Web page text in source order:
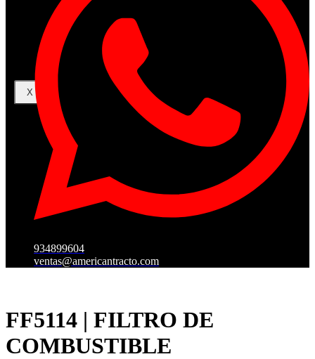
Iniciar Sesion
Registro
Restablecer la contraseña
X
934899604
ventas@americantracto.com
FF5114 | FILTRO DE
COMBUSTIBLE